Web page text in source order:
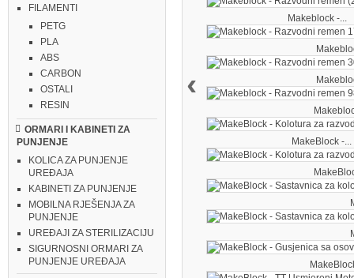
FILAMENTI
PETG
PLA
ABS
CARBON
OSTALI
RESIN
ORMARI I KABINETI ZA
PUNJENJE
KOLICA ZA PUNJENJE
UREĐAJA
KABINETI ZA PUNJENJE
MOBILNA RJEŠENJA ZA
PUNJENJE
UREĐAJI ZA STERILIZACIJU
SIGURNOSNI ORMARI ZA
PUNJENJE UREĐAJA
Makeblock -...
MakeBlock -...
‹